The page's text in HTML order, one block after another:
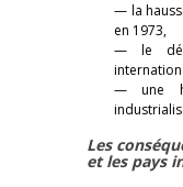
— la
en 1973,
— le
— une
Les
et les pays